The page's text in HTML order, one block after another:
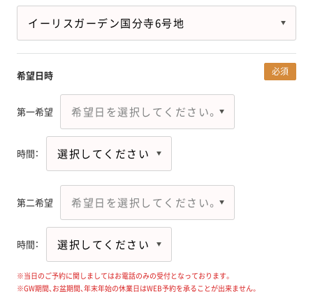
希望日時 必須
第一希望
時間：
第二希望
時間：
※当日のご予約に関しましてはお電話のみの受付となっております。
※GW期間、お盆期間、年末年始の休業日はWEB予約を承ることが出来ません。